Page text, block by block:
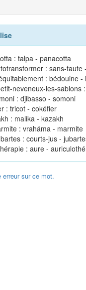
: talpa - panacotta
: sans-faute
: bédouine -
neveneux-les-sablons
: djibasso - somoni
: tricot - cokéfier
: malika - kazakh
: vraháma - marmite
: courts-jus -
: aure -
erreur sur ce mot.